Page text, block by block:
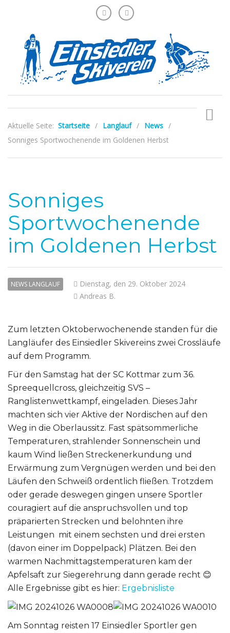
Aktuelle Seite: Startseite / Langlauf / News /
Sonniges Sportwochenende im Goldenen Herbst
Sonniges
Sportwochenende
im Goldenen Herbst
NEWS LANGLAUF
Dienstag, den 29. Oktober 2024
Andreas B.
Zum letzten Oktoberwochenende standen für die
Langläufer des Einsiedler Skivereins zwei Crossläufe
auf dem Programm.
Für den Samstag hat der SC Kottmar zum 36.
Spreequellcross, gleichzeitig SVS –
Ranglistenwettkampf, eingeladen. Dieses Jahr
machten sich vier Aktive der Nordischen auf den
Weg in die Oberlaussitz. Fast spätsommerliche
Temperaturen, strahlender Sonnenschein und
kaum Wind ließen Streckenerkundung und
Erwärmung zum Vergnügen werden und bei den
Läufen den Schweiß ordentlich fließen. Trotzdem
oder gerade deswegen gingen unsere Sportler
couragiert auf die anspruchsvollen und top
präparierten Strecken und belohnten ihre
Leistungen mit einem sechsten und drei ersten
(davon einer im Doppelpack) Plätzen. Bei den
warmen Nachmittagstemperaturen kam der
Apfelsaft zur Siegerehrung dann gerade recht 😊
Alle Ergebnisse gibt es hier: Ergebnisliste
Am Sonntag reisten 17 Einsiedler Sportler gen